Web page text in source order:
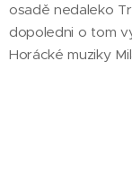
osadě nedaleko
dopoledni o tom
Horácké muziky